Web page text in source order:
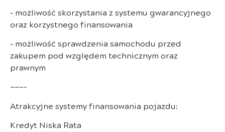
– możliwość skorzystania z systemu gwarancyjnego
oraz korzystnego finansowania
– możliwość sprawdzenia samochodu przed
zakupem pod względem technicznym oraz
prawnym
———-
Atrakcyjne systemy finansowania pojazdu:
Kredyt Niska Rata